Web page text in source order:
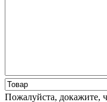
Пожалуйста, докажите,